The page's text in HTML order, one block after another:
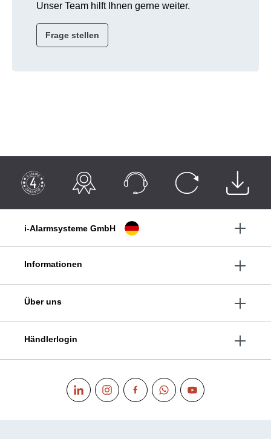
Unser Team hilft Ihnen gerne weiter.
Frage stellen
i-Alarmsysteme GmbH
Informationen
Über uns
Händlerlogin